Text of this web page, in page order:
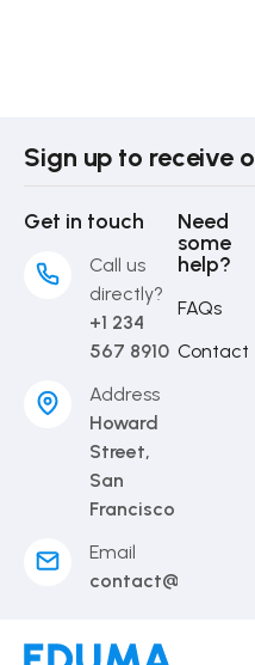
Sign up to receive
Get in touch
Call us
directly?
+1 234
567 8910
Address
Howard
Street,
San
Francisco
Email
Need
some
help?
FAQs
Contact